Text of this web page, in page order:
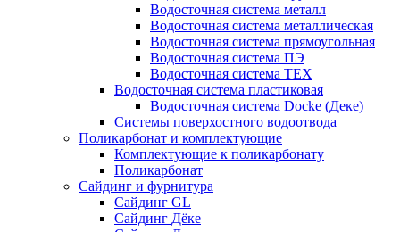
Водосточная система металл
Водосточная система металлическая
Водосточная система прямоугольная
Водосточная система ПЭ
Водосточная система ТЕХ
Водосточная система пластиковая
Водосточная система Docke (Деке)
Системы поверхостного водоотвода
Поликарбонат и комплектующие
Комплектующие к поликарбонату
Поликарбонат
Сайдинг и фурнитура
Сайдинг GL
Сайдинг Дёке